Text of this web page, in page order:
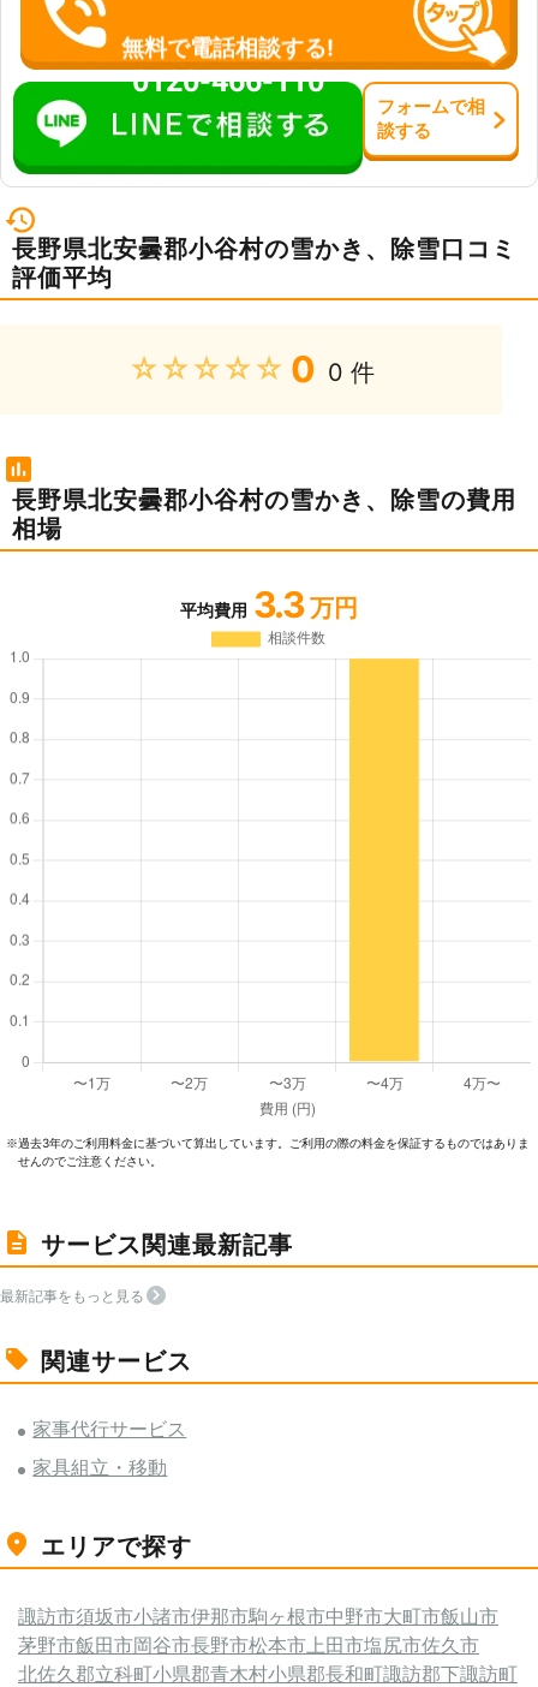
無料で電話相談する!
0120-466-110
フォームで相
談する
長野県北安曇郡小谷村の雪かき、除雪口コミ
評価平均
★★★★★ 0 0 件
長野県北安曇郡小谷村の雪かき、除雪の費用
相場
平均費用 3.3 万円
※過去3年のご利⽤料⾦に基づいて算出しています。ご利⽤の際の料⾦を保証するものではありま
せんのでご注意ください。
サービス関連最新記事
最新記事をもっと見る
関連サービス
家事代行サービス
家具組立・移動
エリアで探す
諏訪市須坂市小諸市伊那市駒ヶ根市中野市大町市飯山市
茅野市飯田市岡谷市長野市松本市上田市塩尻市佐久市
北佐久郡立科町小県郡青木村小県郡長和町諏訪郡下諏訪町